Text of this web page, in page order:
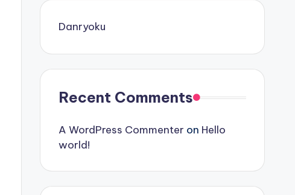
Danryoku
Recent Comments
A WordPress Commenter on Hello
world!